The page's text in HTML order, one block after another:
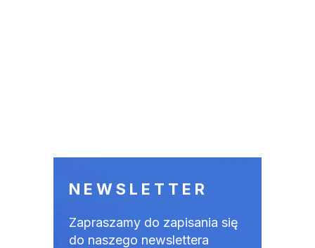
NEWSLETTER
Zapraszamy do zapisania się
do naszego newslettera